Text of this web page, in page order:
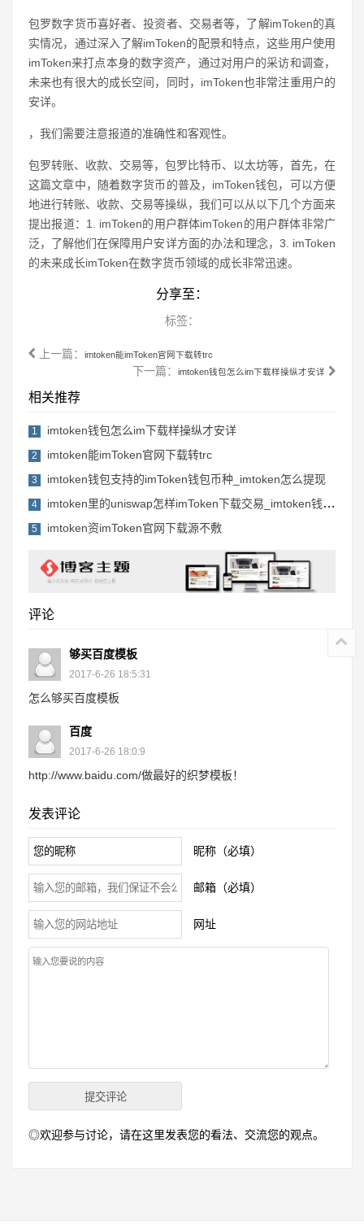
包罗数字货币喜好者、投资者、交易者等，了解imToken的真
实情况，通过深入了解imToken的配景和特点，这些用户使用
imToken来打点本身的数字资产，通过对用户的采访和调查，
未来也有很大的成长空间，同时，imToken也非常注重用户的
安详。
，我们需要注意报道的准确性和客观性。
包罗转账、收款、交易等，包罗比特币、以太坊等，首先，在
这篇文章中，随着数字货币的普及，imToken钱包，可以方便
地进行转账、收款、交易等操纵，我们可以从以下几个方面来
提出报道：1. imToken的用户群体imToken的用户群体非常广
泛，了解他们在保障用户安详方面的办法和理念，3. imToken
的未来成长imToken在数字货币领域的成长非常迅速。
分享至：
标签：
上一篇： imtoken能imToken官网下载转trc
下一篇： imtoken钱包怎么im下载样操纵才安详
相关推荐
1 imtoken钱包怎么im下载样操纵才安详
2 imtoken能imToken官网下载转trc
3 imtoken钱包支持的imToken钱包币种_imtoken怎么提现
4 imtoken里的uniswap怎样imToken下载交易_imtoken钱包币被
5 imtoken资imToken官网下载源不敷
评论
够买百度模板
2017-6-26 18:5:31
怎么够买百度模板
百度
2017-6-26 18:0:9
http://www.baidu.com/做最好的织梦模板！
发表评论
昵称（必填）
邮箱（必填）
网址
◎欢迎参与讨论，请在这里发表您的看法、交流您的观点。